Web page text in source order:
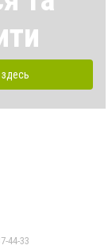
44-33